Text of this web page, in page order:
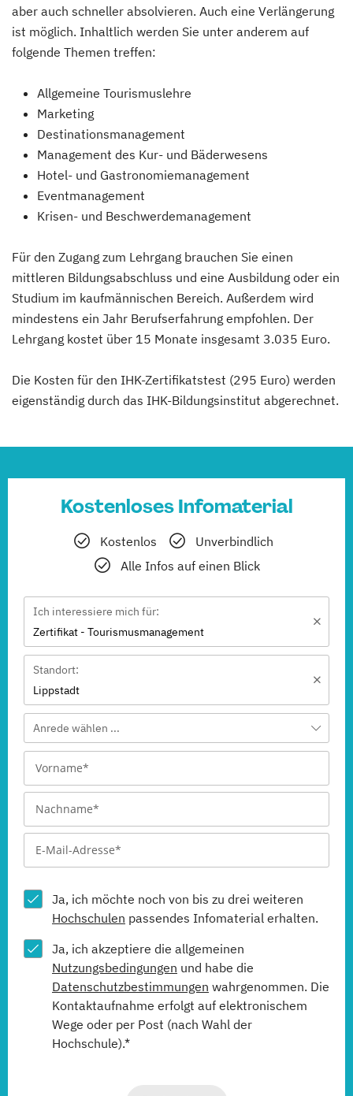
aber auch schneller absolvieren. Auch eine Verlängerung
ist möglich. Inhaltlich werden Sie unter anderem auf
folgende Themen treffen:
Allgemeine Tourismuslehre
Marketing
Destinationsmanagement
Management des Kur- und Bäderwesens
Hotel- und Gastronomiemanagement
Eventmanagement
Krisen- und Beschwerdemanagement
Für den Zugang zum Lehrgang brauchen Sie einen
mittleren Bildungsabschluss und eine Ausbildung oder ein
Studium im kaufmännischen Bereich. Außerdem wird
mindestens ein Jahr Berufserfahrung empfohlen. Der
Lehrgang kostet über 15 Monate insgesamt 3.035 Euro.
Die Kosten für den IHK-Zertifikatstest (295 Euro) werden
eigenständig durch das IHK-Bildungsinstitut abgerechnet.
Kostenloses Infomaterial
Kostenlos
Unverbindlich
Alle Infos auf einen Blick
Ich interessiere mich für:
Zertifikat - Tourismusmanagement
Standort:
Lippstadt
Anrede wählen ...
Ja, ich möchte noch von bis zu drei weiteren
Hochschulen passendes Infomaterial erhalten.
Ja, ich akzeptiere die allgemeinen
Nutzungsbedingungen und habe die
Datenschutzbestimmungen wahrgenommen. Die
Kontaktaufnahme erfolgt auf elektronischem
Wege oder per Post (nach Wahl der
Hochschule).*